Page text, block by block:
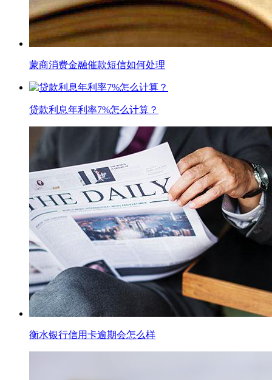
蒙商消费金融催款短信如何处理
贷款利息年利率7%怎么计算？
衡水银行信用卡逾期会怎么样